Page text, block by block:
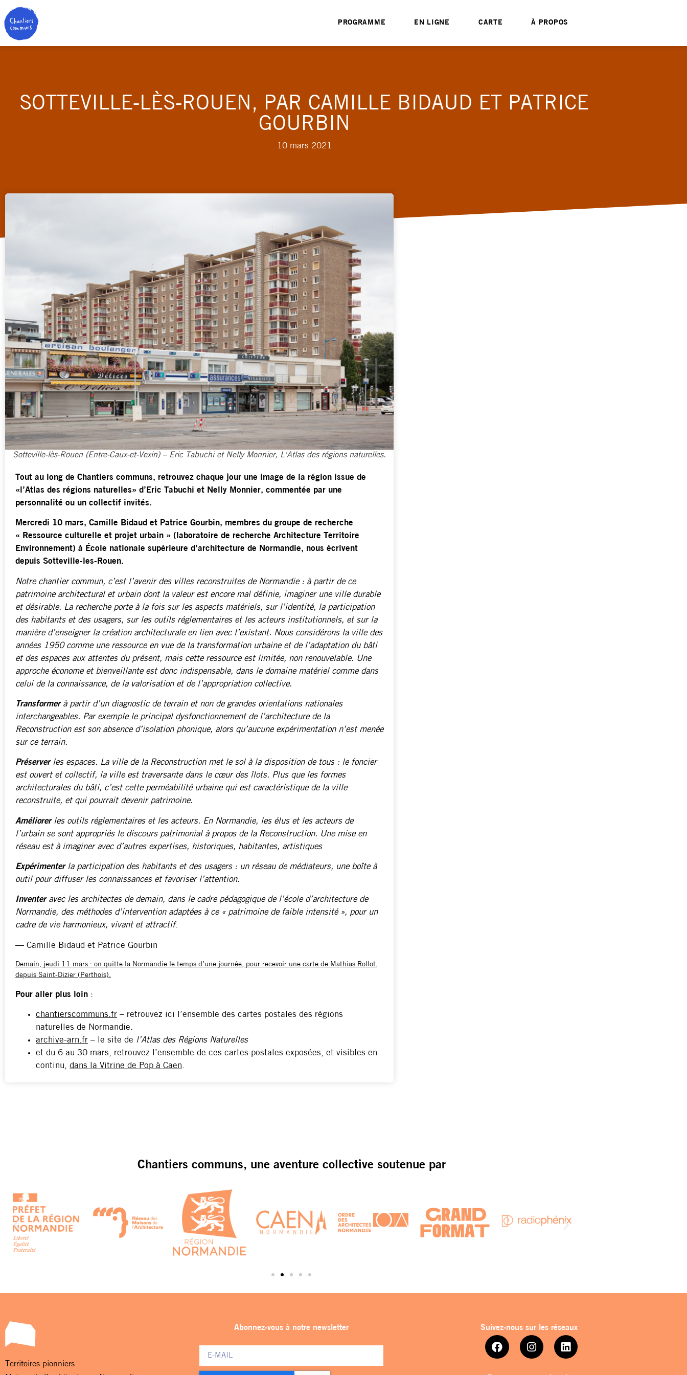
PROGRAMME EN LIGNE CARTE À PROPOS
SOTTEVILLE-LÈS-ROUEN, PAR CAMILLE BIDAUD ET PATRICE
GOURBIN
10 mars 2021
Sotteville-lès-Rouen (Entre-Caux-et-Vexin) – Eric Tabuchi et Nelly Monnier, L'Atlas des régions naturelles.
Tout au long de Chantiers communs, retrouvez chaque jour une image de la région issue de
«l’Atlas des régions naturelles» d’Eric Tabuchi et Nelly Monnier, commentée par une
personnalité ou un collectif invités.
Mercredi 10 mars, Camille Bidaud et Patrice Gourbin, membres du groupe de recherche
« Ressource culturelle et projet urbain » (laboratoire de recherche Architecture Territoire
Environnement) à École nationale supérieure d’architecture de Normandie, nous écrivent
depuis Sotteville-les-Rouen.
Notre chantier commun, c’est l’avenir des villes reconstruites de Normandie : à partir de ce
patrimoine architectural et urbain dont la valeur est encore mal définie, imaginer une ville durable
et désirable. La recherche porte à la fois sur les aspects matériels, sur l’identité, la participation
des habitants et des usagers, sur les outils réglementaires et les acteurs institutionnels, et sur la
manière d’enseigner la création architecturale en lien avec l’existant. Nous considérons la ville des
années 1950 comme une ressource en vue de la transformation urbaine et de l’adaptation du bâti
et des espaces aux attentes du présent, mais cette ressource est limitée, non renouvelable. Une
approche économe et bienveillante est donc indispensable, dans le domaine matériel comme dans
celui de la connaissance, de la valorisation et de l’appropriation collective.
Transformerà partir d’un diagnostic de terrain et non de grandes orientations nationales
interchangeables. Par exemple le principal dysfonctionnement de l’architecture de la
Reconstruction est son absence d’isolation phonique, alors qu’aucune expérimentation n’est menée
sur ce terrain.
Préserverles espaces. La ville de la Reconstruction met le sol à la disposition de tous : le foncier
est ouvert et collectif, la ville est traversante dans le cœur des îlots. Plus que les formes
architecturales du bâti, c’est cette perméabilité urbaine qui est caractéristique de la ville
reconstruite, et qui pourrait devenir patrimoine.
Améliorerles outils réglementaires et les acteurs. En Normandie, les élus et les acteurs de
l’urbain se sont appropriés le discours patrimonial à propos de la Reconstruction. Une mise en
réseau est à imaginer avec d’autres expertises, historiques, habitantes, artistiques
Expérimenterla participation des habitants et des usagers : un réseau de médiateurs, une boîte à
outil pour diffuser les connaissances et favoriser l’attention.
Inventeravec les architectes de demain, dans le cadre pédagogique de l’école d’architecture de
Normandie, des méthodes d’intervention adaptées à ce « patrimoine de faible intensité », pour un
cadre de vie harmonieux, vivant et attractif.
— Camille Bidaud et Patrice Gourbin
Demain, jeudi 11 mars : on quitte la Normandie le temps d’une journée, pour recevoir une carte de Mathias Rollot,
depuis Saint-Dizier (Perthois).
Pour aller plus loin :
chantierscommuns.fr – retrouvez ici l’ensemble des cartes postales des régions
naturelles de Normandie.
archive-arn.fr – le site de l’Atlas des Régions Naturelles
et du 6 au 30 mars, retrouvez l’ensemble de ces cartes postales exposées, et visibles en
continu, dans la Vitrine de Pop à Caen.
Chantiers communs, une aventure collective soutenue par
Territoires pionniers
Abonnez-vous à notre newsletter Suivez-nous sur les réseaux